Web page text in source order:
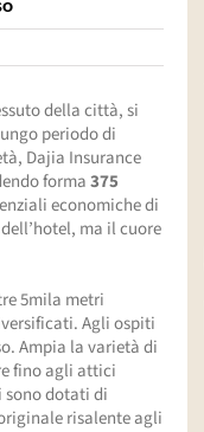
della città, si
periodo di
Dajia Insurance
forma375
economiche di
ma il cuore
5mila metri
Agli ospiti
Ampia la varietà di
fino agli attici
dotati di
risalente agli